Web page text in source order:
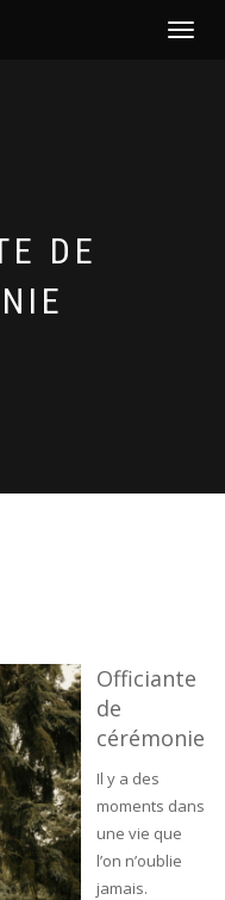
DÉPLIER
DE
Officiante
de
cérémonie
Il y a des
moments dans
une vie que
l’on n’oublie
jamais.